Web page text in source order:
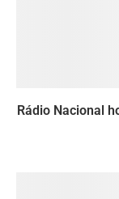
Rádio Nacional